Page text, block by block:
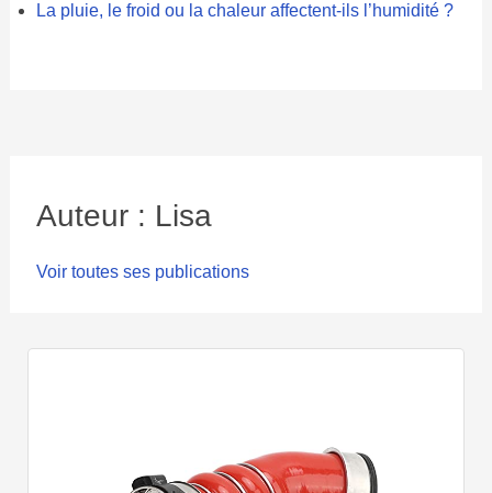
La pluie, le froid ou la chaleur affectent-ils l’humidité ?
Auteur : Lisa
Voir toutes ses publications